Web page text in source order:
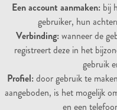
Een account aanmaken: bij
gebruiker, hun
Verbinding: wanneer de
registreert deze in het
gebruik
Profiel: door gebruik te
aangeboden, is het mogelijk
en een